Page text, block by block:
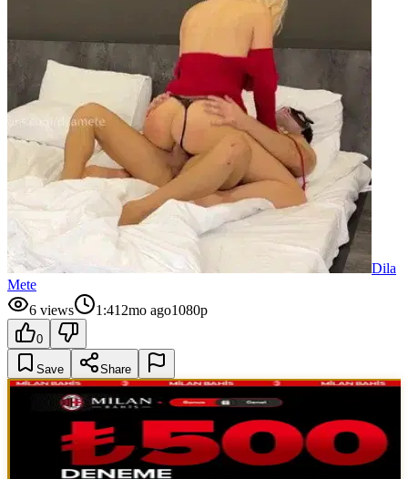
Dila
Mete
6 views 1:41 2mo ago1080p
0
Save Share